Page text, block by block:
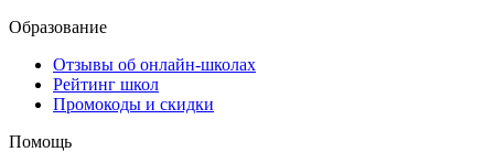
Образование
Отзывы об онлайн-школах
Рейтинг школ
Промокоды и скидки
Помощь